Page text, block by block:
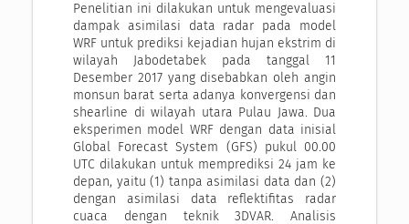
Penelitian ini dilakukan untuk mengevaluasi
dampak asimilasi data radar pada model
WRF untuk prediksi kejadian hujan ekstrim di
wilayah Jabodetabek pada tanggal 11
Desember 2017 yang disebabkan oleh angin
monsun barat serta adanya konvergensi dan
shearline di wilayah utara Pulau Jawa. Dua
eksperimen model WRF dengan data inisial
Global Forecast System (GFS) pukul 00.00
UTC dilakukan untuk memprediksi 24 jam ke
depan, yaitu (1) tanpa asimilasi data dan (2)
dengan asimilasi data reflektifitas radar
cuaca dengan teknik 3DVAR. Analisis